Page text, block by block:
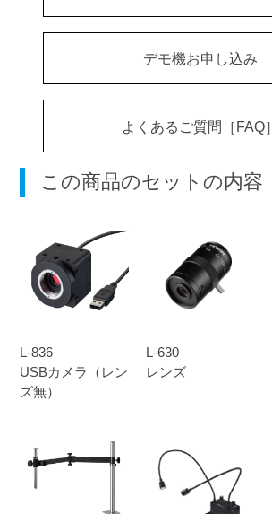
デモ機お申し込み
よくあるご質問［FAQ］
この商品のセットの内容
L-836
USBカメラ（レン
ズ無）
L-630
レンズ